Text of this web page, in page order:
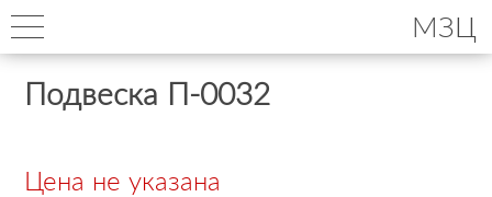
МЗЦ
Подвеска П-0032
Цена не указана